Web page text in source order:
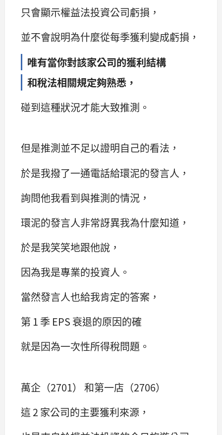
只會顯示權益法投資公司虧損，
並不會說明為什麼從每季獲利變成虧損，
唯有當你對該家公司的獲利結構
和稅法相關規定夠熟悉，
碰到這種狀況才能大致推測。
但是推測並不足以證明自己的看法，
於是我撥了一通電話給環泥的發言人，
詢問他我看到與推測的情況，
環泥的發言人非常訝異我為什麼知道，
於是我笑笑地跟他說，
因為我是專業的投資人。
當然發言人也給我肯定的答案，
第 1 季 EPS 衰退的原因的確
就是因為一次性所得稅問題。
萬企（2701） 和第一店（2706）
這 2 家公司的主要獲利來源，